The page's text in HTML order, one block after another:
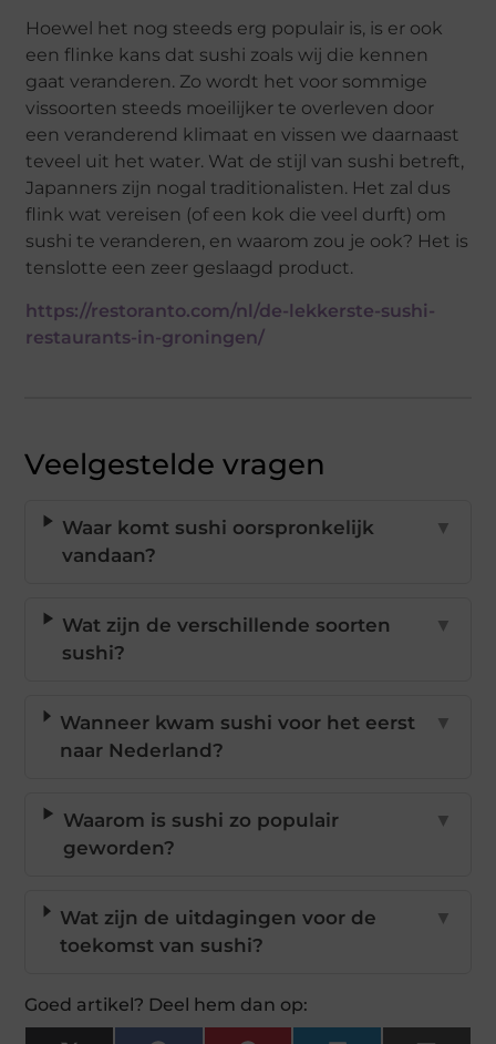
Hoewel het nog steeds erg populair is, is er ook
een flinke kans dat sushi zoals wij die kennen
gaat veranderen. Zo wordt het voor sommige
vissoorten steeds moeilijker te overleven door
een veranderend klimaat en vissen we daarnaast
teveel uit het water. Wat de stijl van sushi betreft,
Japanners zijn nogal traditionalisten. Het zal dus
flink wat vereisen (of een kok die veel durft) om
sushi te veranderen, en waarom zou je ook? Het is
tenslotte een zeer geslaagd product.
https://restoranto.com/nl/de-lekkerste-sushi-
restaurants-in-groningen/
Veelgestelde vragen
Waar komt sushi oorspronkelijk
vandaan?
▼
Wat zijn de verschillende soorten
sushi?
▼
Wanneer kwam sushi voor het eerst
naar Nederland?
▼
Waarom is sushi zo populair
geworden?
▼
Wat zijn de uitdagingen voor de
toekomst van sushi?
▼
Goed artikel? Deel hem dan op: